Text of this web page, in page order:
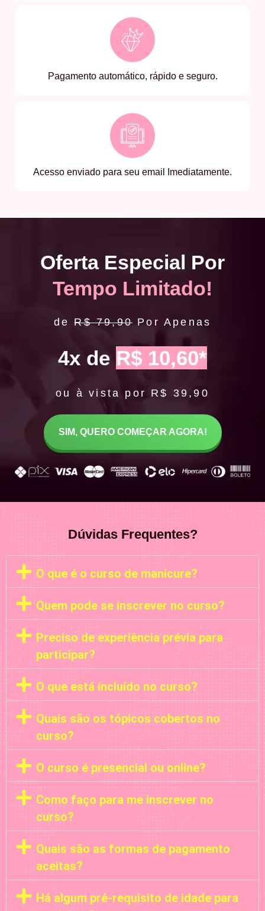
Pagamento automático, rápido e seguro.
Acesso enviado para seu email Imediatamente.
Oferta Especial Por
Tempo Limitado!
deR$ 79,90 Por Apenas
4x de R$ 10,60*
ou à vista por R$ 39,90
SIM, QUERO COMEÇAR AGORA!
Dúvidas Frequentes?
O que é o curso de manicure?
Quem pode se inscrever no curso?
Preciso de experiência prévia para
participar?
O que está incluído no curso?
Quais são os tópicos cobertos no
curso?
O curso é presencial ou online?
Como faço para me inscrever no
curso?
Quais são as formas de pagamento
aceitas?
Há algum pré-requisito de idade para